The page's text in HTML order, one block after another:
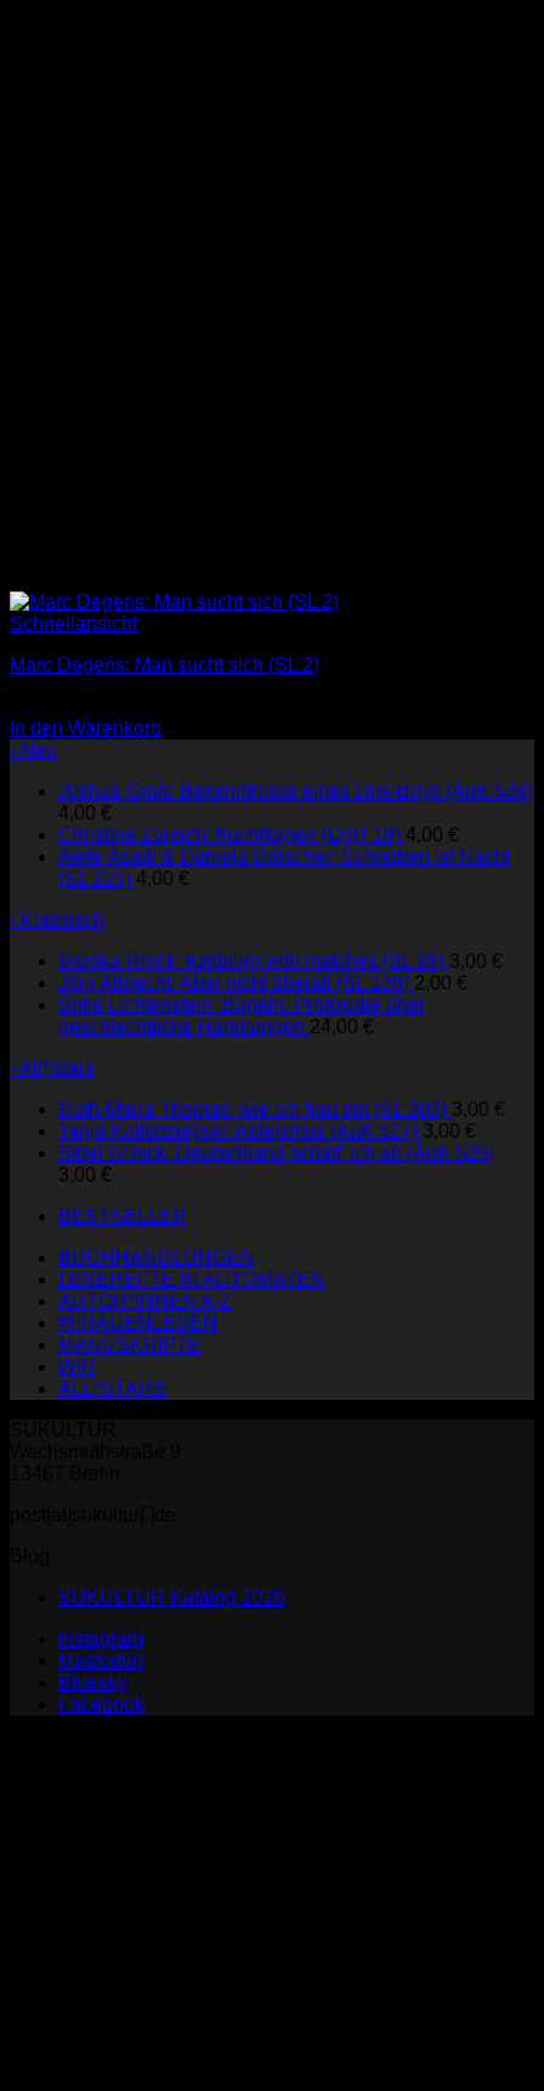
Schnellansicht
Marc Degens: Man sucht sich (SL 2)
In den Warenkorb
› Neu
Joshua Groß: Bekenntnisse eines Link-Boys (AuK 538)
4,00 €
Christine Zureich: fruchtfolgen (DgR 18) 4,00 €
Atefe Asadi & Daniela Dröscher: Schreiben ist Nacht
(SL 225) 4,00 €
› Klassisch
Monika Rinck: fumbling with matches (SL 38) 3,00 €
Jörg Albrecht: Aber nicht überall (SL 138) 2,00 €
Sofie Lichtenstein: Bügeln. Protokolle über
geschlechtliche Handlungen 24,00 €
› All*Stars
Ruth-Maria Thomas: wie ich frau bin (SL 203) 3,00 €
Tanja Kollodzieyski: Ableismus (AuK 527) 3,00 €
Sibel Schick: Deutschland schaff' ich ab (AuK 525)
3,00 €
BESTSELLER
BUCHHANDLUNGEN
LESEHEFTE IN AUTOMATEN
AUTOR*INNEN A-Z
#FRAUENLESEN
MANUSKRIPTE
WIR
ALL*STARS
SUKULTUR Katalog 2026
Instagram
Mastodon
Bluesky
Facebook